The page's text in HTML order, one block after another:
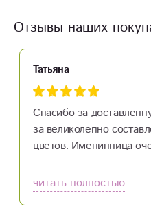
Отзывы наших
Татьяна
Спасибо за
за великолепно
цветов. Именинница
читать полностью